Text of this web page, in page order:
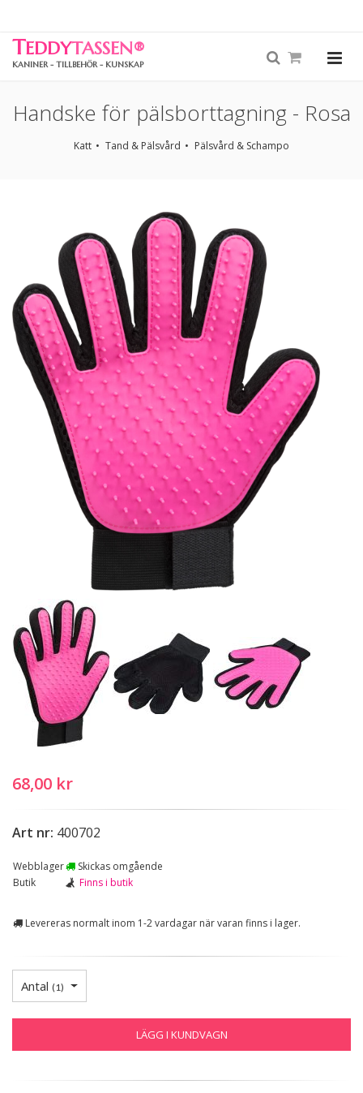
TEDDYTASSEN®
KANINER - TILLBEHÖR - KUNSKAP
Handske för pälsborttagning - Rosa
Katt Tand & Pälsvård Pälsvård & Schampo
68,00 kr
Art nr: 400702
Webblager
Skickas omgående
Butik
Finns i butik
Levereras normalt inom 1-2 vardagar när varan finns i lager.
Antal (1)
LÄGG I KUNDVAGN